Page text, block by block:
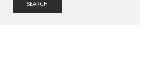
SEARCH